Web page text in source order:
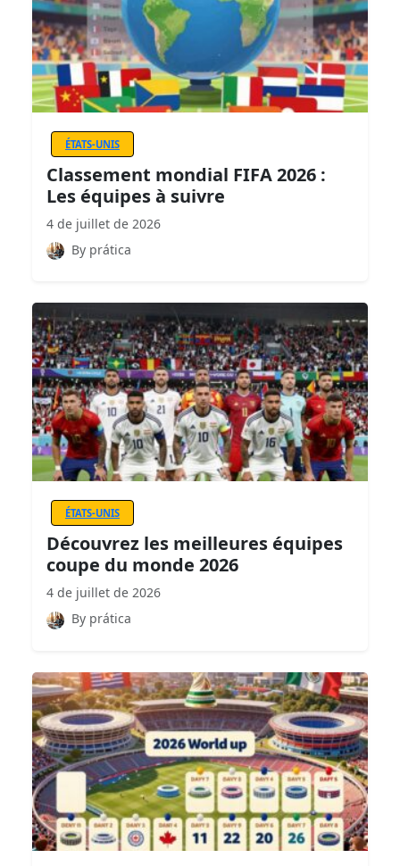
ÉTATS-UNIS
Classement mondial FIFA 2026 :
Les équipes à suivre
4 de juillet de 2026
By prática
ÉTATS-UNIS
Découvrez les meilleures équipes
coupe du monde 2026
4 de juillet de 2026
By prática